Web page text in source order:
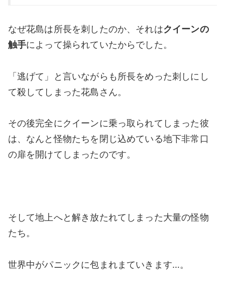
なぜ花島は所長を刺したのか、それはクイーンの
触手によって操られていたからでした。
「逃げて」と言いながらも所長をめった刺しにし
て殺してしまった花島さん。
その後完全にクイーンに乗っ取られてしまった彼
は、なんと怪物たちを閉じ込めている地下非常口
の扉を開けてしまったのです。
そして地上へと解き放たれてしまった大量の怪物
たち。
世界中がパニックに包まれまていきます…。